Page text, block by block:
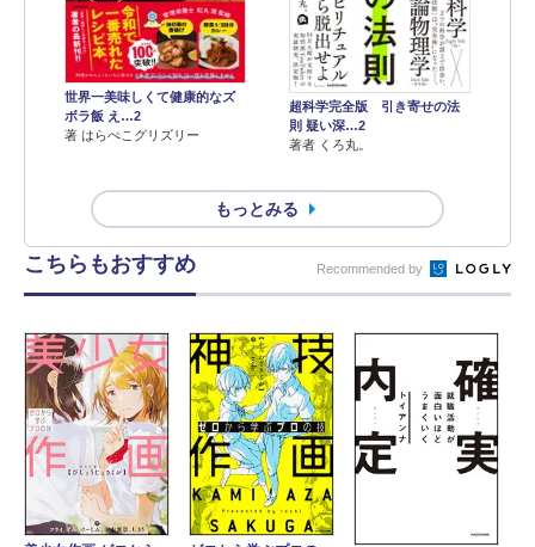
世界一美味しくて健康的なズ
ボラ飯 え…2
著 はらぺこグリズリー
超科学完全版 引き寄せの法
則 疑い深…2
著者 くろ丸。
もっとみる
こちらもおすすめ Recommended by